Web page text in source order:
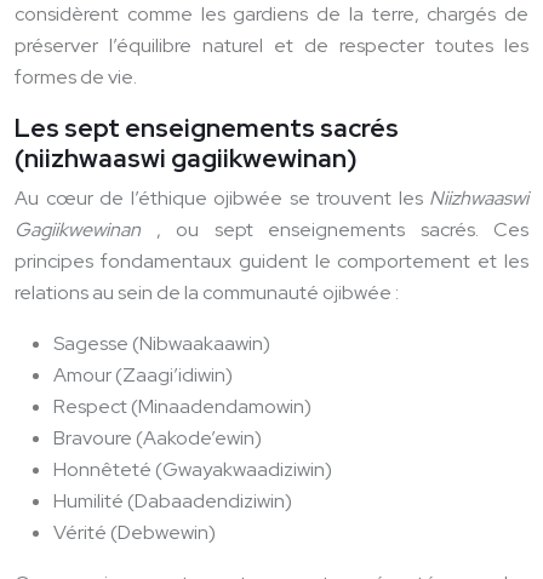
considèrent comme les gardiens de la terre, chargés de
préserver l’équilibre naturel et de respecter toutes les
formes de vie.
Les sept enseignements sacrés
(niizhwaaswi gagiikwewinan)
Au cœur de l’éthique ojibwée se trouvent les Niizhwaaswi
Gagiikwewinan , ou sept enseignements sacrés. Ces
principes fondamentaux guident le comportement et les
relations au sein de la communauté ojibwée :
Sagesse (Nibwaakaawin)
Amour (Zaagi’idiwin)
Respect (Minaadendamowin)
Bravoure (Aakode’ewin)
Honnêteté (Gwayakwaadiziwin)
Humilité (Dabaadendiziwin)
Vérité (Debwewin)